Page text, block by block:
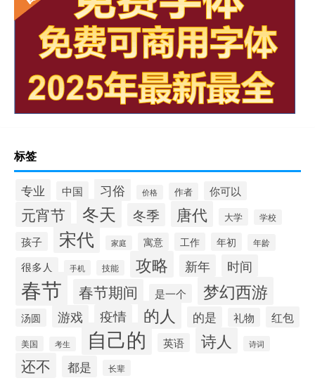
标签
专业 中国 习俗 价格 作者 你可以
元宵节 冬天 冬季 唐代 大学 学校
孩子 宋代 家庭 寓意 工作 年初 年龄
很多人 手机 技能 攻略 新年 时间
春节 春节期间 是一个 梦幻西游
汤圆 游戏 疫情 的人 的是 礼物 红包
美国 考生 自己的 英语 诗人 诗词
还不 都是 长辈